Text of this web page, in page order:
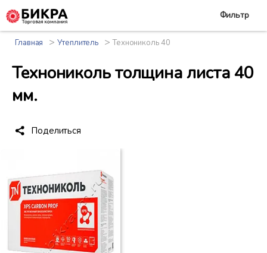
Главная >Утеплитель >Технониколь 40
Технониколь толщина листа 40
мм.
Поделиться
Фильтр